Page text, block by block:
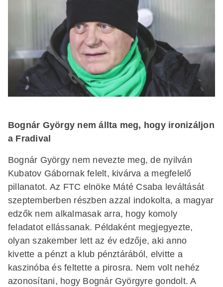
Bognár György nem állta meg, hogy ironizáljon
a Fradival
Bognár György nem nevezte meg, de nyilván
Kubatov Gábornak felelt, kivárva a megfelelő
pillanatot. Az FTC elnöke Máté Csaba leváltását
szeptemberben részben azzal indokolta, a magyar
edzők nem alkalmasak arra, hogy komoly
feladatot ellássanak. Példaként megjegyezte,
olyan szakember lett az év edzője, aki anno
kivette a pénzt a klub pénztárából, elvitte a
kaszinóba és feltette a pirosra. Nem volt nehéz
azonosítani, hogy Bognár Györgyre gondolt. A